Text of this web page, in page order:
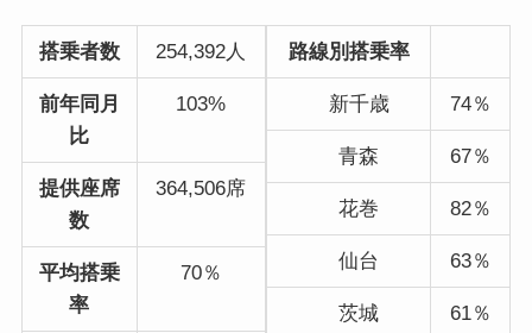
搭乗者数 254,392人
前年同月
比
103%
提供座席
数
364,506席
平均搭乗
率
70％
路線別搭乗率
新千歳 74％
青森 67％
花巻 82％
仙台 63％
茨城 61％